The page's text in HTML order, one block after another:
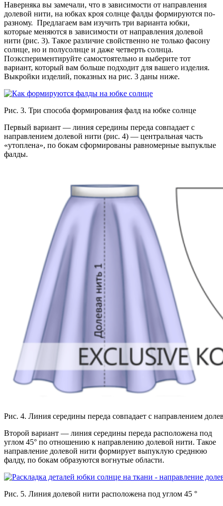
Наверняка вы замечали, что в зависимости от направления
долевой нити, на юбках кроя солнце фалды формируются по-
разному. Предлагаем вам изучить три варианта юбки,
которые меняются в зависимости от направления долевой
нити (рис. 3). Такое различие свойственно не только фасону
солнце, но и полусолнце и даже четверть солнца.
Поэкспериментируйте самостоятельно и выберите тот
вариант, который вам больше подходит для вашего изделия.
Выкройки изделий, показных на рис. 3 даны ниже.
Рис. 3. Три способа формирования фалд на юбке солнце
Первый вариант — линия середины переда совпадает с
направлением долевой нити (рис. 4) — центральная часть
«утоплена», по бокам сформированы равномерные выпуклые
фалды.
Рис. 4. Линия середины переда совпадает с направлением
Второй вариант — линия середины переда расположена под
углом 45° по отношению к направлению долевой нити. Такое
направление долевой нити формирует выпуклую среднюю
фалду, по бокам образуются вогнутые области.
Рис. 5. Линия долевой нити расположена под углом 45 °